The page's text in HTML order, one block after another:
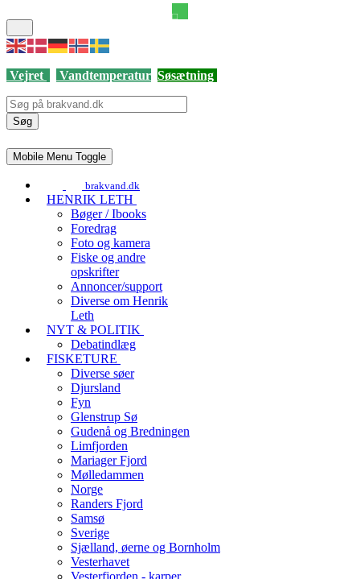
Vejret Vandtemperatur Søsætning
Søg
Mobile Menu Toggle
brakvand.dk
HENRIK LETH
Bøger / Ibooks
Foredrag
Foto og kamera
Fiske og andre
opskrifter
Annoncer/support
Diverse om Henrik
Leth
NYT & POLITIK
Debatindlæg
FISKETURE
Diverse søer
Djursland
Fyn
Glenstrup Sø
Gudenå og Bredningen
Limfjorden
Mariager Fjord
Mølledammen
Norge
Randers Fjord
Samsø
Sverige
Sjælland, øerne og Bornholm
Vesterhavet
Vesterfjorden - karper